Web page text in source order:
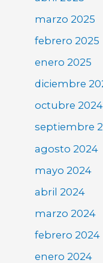
marzo 2025
febrero 2025
enero 2025
diciembre
octubre 2024
septiembre
agosto 2024
mayo 2024
abril 2024
marzo 2024
febrero 2024
enero 2024